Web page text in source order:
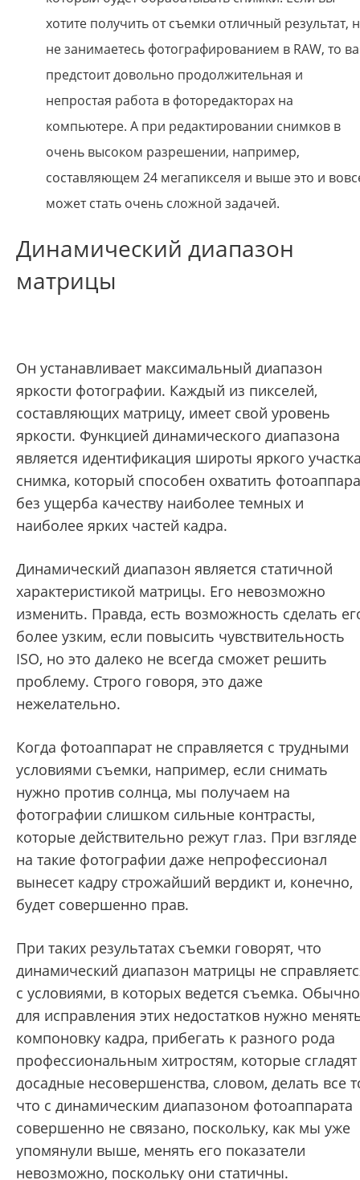
хотите получить от съемки отличный результат,
не занимаетесь фотографированием в RAW, то
предстоит довольно продолжительная и
непростая работа в фоторедакторах на
компьютере. А при редактировании снимков в
очень высоком разрешении, например,
составляющем 24 мегапикселя и выше это и
может стать очень сложной задачей.
Динамический диапазон
матрицы
Он устанавливает максимальный диапазон
яркости фотографии. Каждый из пикселей,
составляющих матрицу, имеет свой уровень
яркости. Функцией динамического диапазона
является идентификация широты яркого
снимка, который способен охватить
без ущерба качеству наиболее темных и
наиболее ярких частей кадра.
Динамический диапазон является статичной
характеристикой матрицы. Его невозможно
изменить. Правда, есть возможность сделать
более узким, если повысить чувствительность
ISO, но это далеко не всегда сможет решить
проблему. Строго говоря, это даже
нежелательно.
Когда фотоаппарат не справляется с трудными
условиями съемки, например, если снимать
нужно против солнца, мы получаем на
фотографии слишком сильные контрасты,
которые действительно режут глаз. При взгляде
на такие фотографии даже непрофессионал
вынесет кадру строжайший вердикт и, конечно,
будет совершенно прав.
При таких результатах съемки говорят, что
динамический диапазон матрицы не
с условиями, в которых ведется съемка. Обычно
для исправления этих недостатков нужно
компоновку кадра, прибегать к разного рода
профессиональным хитростям, которые сгладят
досадные несовершенства, словом, делать все
что с динамическим диапазоном фотоаппарата
совершенно не связано, поскольку, как мы уже
упомянули выше, менять его показатели
невозможно, поскольку они статичны.